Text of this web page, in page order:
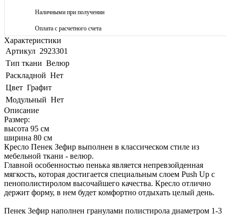
Наличными при получении
Оплата с расчетного счета
Характеристики
Артикул 2923301
Тип ткани Велюр
Раскладной Нет
Цвет Графит
Модульный Нет
Описание
Размер:
высота 95 см
ширина 80 см
Кресло Пенек Зефир выполнен в классическом стиле из
мебельной ткани - велюр.
Главной особенностью пенька является непревзойденная
мягкость, которая достигается специальным слоем Push Up с
пенополистиролом высочайшего качества. Кресло отлично
держит форму, в нем будет комфортно отдыхать целый день.
Пенек Зефир наполнен гранулами полистирола диаметром 1-3